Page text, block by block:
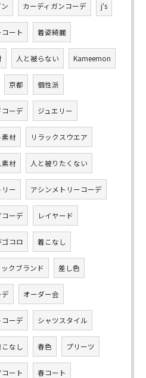
カーディガンコーデ j‘s
ート 着姿綺麗
人と被らない Kameemon
京都 個性派
コーデ ジュエリー
素材 リラックスウエア
素材 人と被りたくない
ー アシンメトリーコーデ
コーデ レイヤード
コロ 着こなし
クブランド 差し色
オーダー会
コーデ シャツスタイル
なし 春色 プリーツ
ート 春コート